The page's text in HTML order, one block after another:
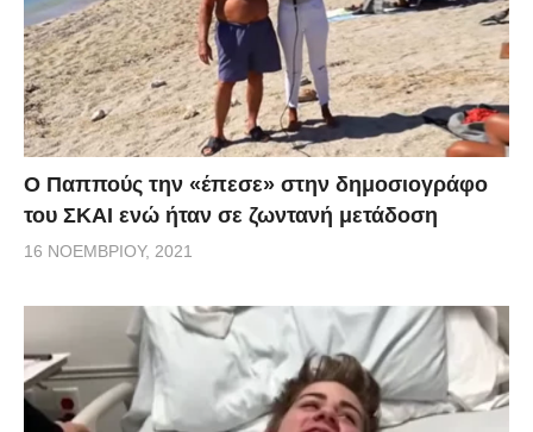
Ο Παππούς την «έπεσε» στην δημοσιογράφο
του ΣΚΑΙ ενώ ήταν σε ζωντανή μετάδοση
16 ΝΟΕΜΒΡΊΟΥ, 2021